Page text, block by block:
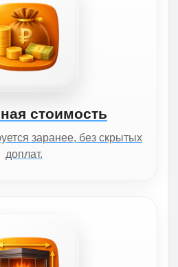
стоимость
заранее, без скрытых
доплат.